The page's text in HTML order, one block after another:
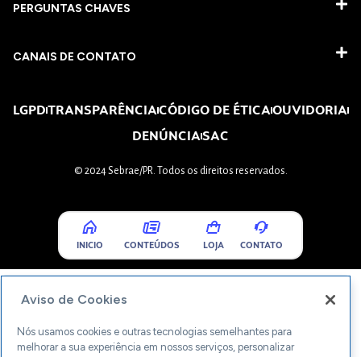
PERGUNTAS CHAVES​
CANAIS DE CONTATO
LGPDTRANSPARÊNCIACÓDIGO DE ÉTICAOUVIDORIA
DENÚNCIASAC
© 2024 Sebrae/PR. Todos os direitos reservados.
INICIO CONTEÚDOS LOJA CONTATO
Aviso de Cookies
Nós usamos cookies e outras tecnologias semelhantes para
melhorar a sua experiência em nossos serviços, personalizar